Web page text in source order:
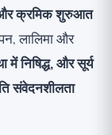
और क्रमिक शुरुआत
लालिमा और
में निषिद्ध, और सूर्य
संवेदनशीलता